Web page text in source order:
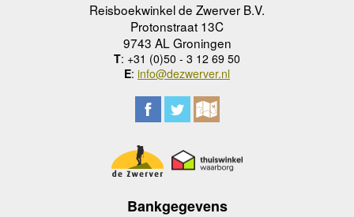
Reisboekwinkel de Zwerver B.V.
Protonstraat 13C
9743 AL Groningen
T: +31 (0)50 - 3 12 69 50
E: info@dezwerver.nl
Bankgegevens